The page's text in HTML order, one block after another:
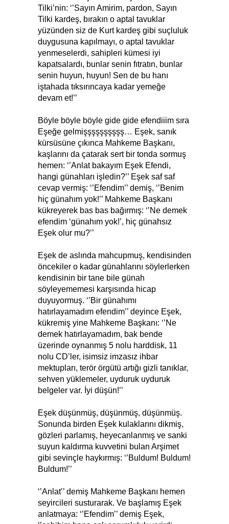
Tilki’nin: ‘’Sayın Amirim, pardon, Sayın
Tilki kardeş, bırakın o aptal tavuklar
yüzünden siz de Kurt kardeş gibi suçluluk
duygusuna kapılmayı, o aptal tavuklar
yenmeselerdi, sahipleri kümesi iyi
kapatsalardı, bunlar senin fıtratın, bunlar
senin huyun, huyun! Sen de bu hanı
iştahada tıksırıncaya kadar yemeğe
devam et!’’
Böyle böyle böyle gide gide efendiiim sıra
Eşeğe gelmişşşşşşşşşş… Eşek, sanık
kürsüsüne çıkınca Mahkeme Başkanı,
kaşlarını da çatarak sert bir tonda sormuş
hemen: ‘’Anlat bakayım Eşek Efendi,
hangi günahları işledin?’’ Eşek saf saf
cevap vermiş: ‘’Efendim’’ demiş, ‘’Benim
hiç günahım yok!’’ Mahkeme Başkanı
kükreyerek bas bas bağırmış: ‘’Ne demek
efendim ‘günahım yok!’, hiç günahsız
Eşek olur mu?’’
Eşek de aslında mahcupmuş, kendisinden
öncekiler o kadar günahlarını söylerlerken
kendisinin bir tane bile günah
söyleyememesi karşısında hicap
duyuyormuş. ‘’Bir günahımı
hatırlayamadım efendim’’ deyince Eşek,
kükremiş yine Mahkeme Başkanı: ‘’Ne
demek hatırlayamadım, bak bende
üzerinde oynanmış 5 nolu harddisk, 11
nolu CD’ler, isimsiz imzasız ihbar
mektupları, terör örgütü artığı gizli tanıklar,
sehven yüklemeler, uyduruk uyduruk
belgeler var. İyi düşün!’’
Eşek düşünmüş, düşünmüş, düşünmüş.
Sonunda birden Eşek kulaklarını dikmiş,
gözleri parlamış, heyecanlanmış ve sanki
suyun kaldırma kuvvetini bulan Arşimet
gibi sevinçle haykırmış: ‘’Buldum! Buldum!
Buldum!’’
‘’Anlat’’ demiş Mahkeme Başkanı hemen
seyircileri susturarak. Ve başlamış Eşek
anlatmaya: ‘’Efendim’’ demiş Eşek,